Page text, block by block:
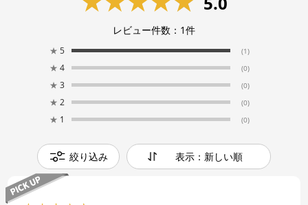
レビュー件数： 1件
★ 5 (1)
★ 4 (0)
★ 3 (0)
★ 2 (0)
★ 1 (0)
絞り込み 表示：新しい順